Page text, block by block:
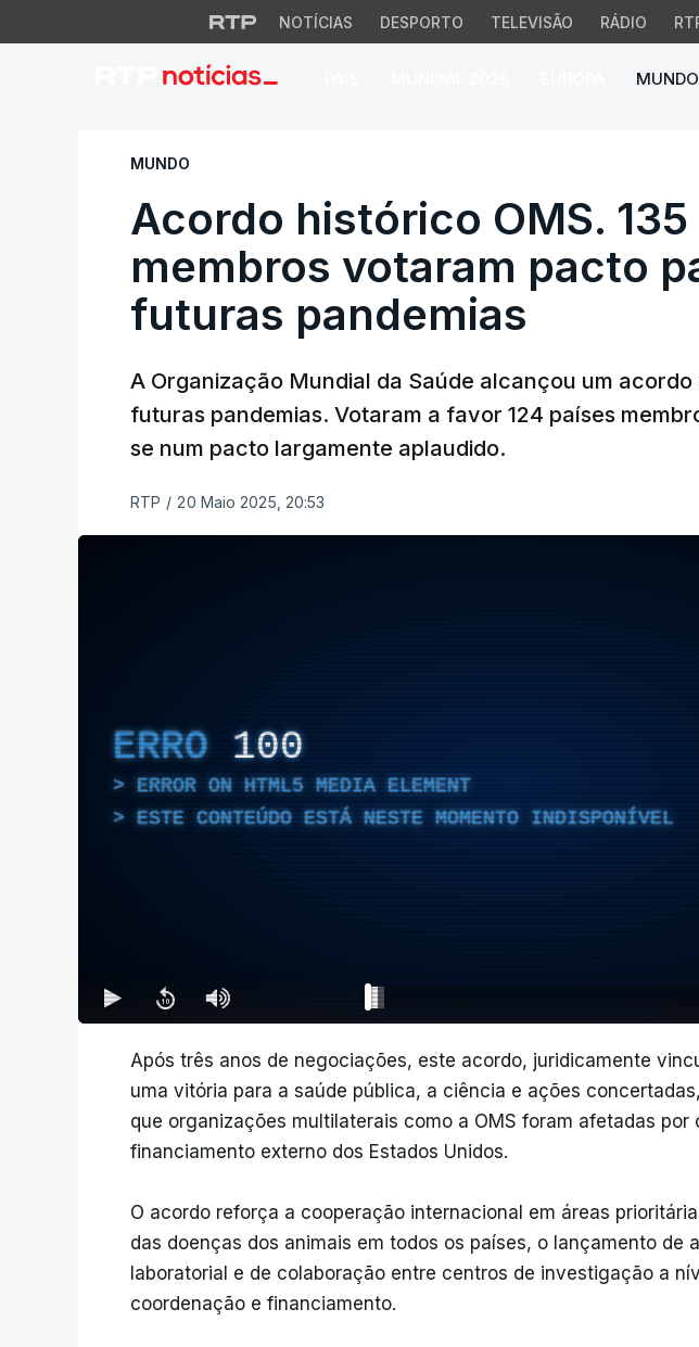
NOTÍCIAS DESPORTO TELEVISÃO RÁDIO
MUNDO
Acordo histórico OMS. 135
MUNDO
Acordo histórico OMS. 135
membros votaram pacto
futuras pandemias
A Organização Mundial da Saúde alcançou um
futuras pandemias. Votaram a favor 124 países
se num pacto largamente aplaudido.
RTP / 20 Maio 2025, 20:53
ERRO 100
ERROR ON HTML5 MEDIA ELEMENT
ESTE CONTEÚDO ESTÁ NESTE MOMENTO INDISPONÍVEL
Após três anos de negociações, este acordo, juridicamente
uma vitória para a saúde pública, a ciência e ações
que organizações multilaterais como a OMS foram afetadas por
financiamento externo dos Estados Unidos.
O acordo reforça a cooperação internacional em áreas
das doenças dos animais em todos os países, o lançamento de
laboratorial e de colaboração entre centros de investigação a
coordenação e financiamento.